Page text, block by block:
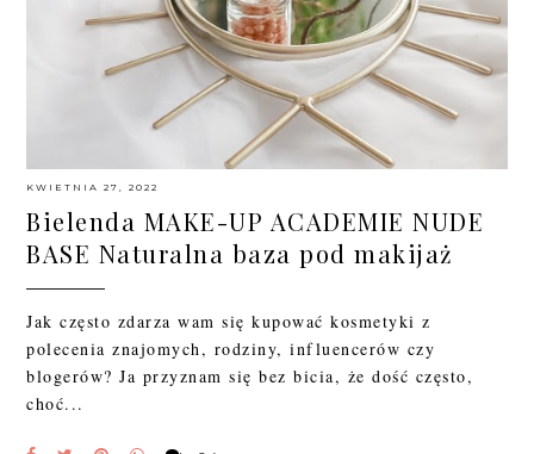
KWIETNIA 27, 2022
Bielenda MAKE-UP ACADEMIE NUDE
BASE Naturalna baza pod makijaż
Jak często zdarza wam się kupować kosmetyki z
polecenia znajomych, rodziny, influencerów czy
blogerów? Ja przyznam się bez bicia, że dość często,
choć...